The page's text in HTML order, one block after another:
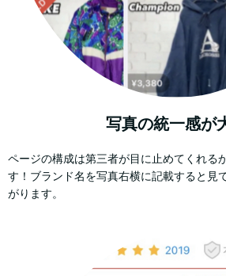
写真の統一感が
ページの構成は第三者が目に止めてくれる
す！ブランド名を写真右横に記載すると見
がります。